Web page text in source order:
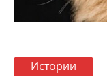
Истории